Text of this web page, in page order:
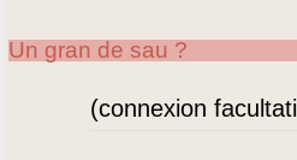
Un gran de sau ?
(connexion